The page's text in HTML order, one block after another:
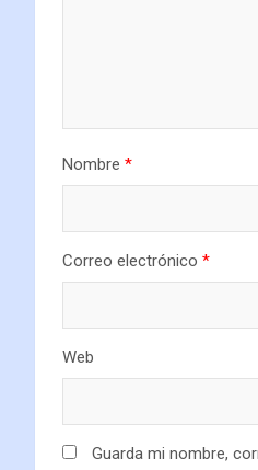
Nombre *
Correo electrónico *
Web
Guarda mi nombre,